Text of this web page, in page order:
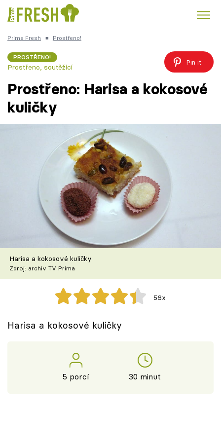
Česká kuchyně
TV Program
Škola vaření
Recepty z TV
Speciál: Cuketa
Těhotnej kuchař
Sledujte prima+
Prima Fresh ■ Prostřeno!
PROSTŘENO!
Prostřeno, soutěžící
Pin it
Prostřeno: Harisa a kokosové
kuličky
Harisa a kokosové kuličky
Zdroj: archiv TV Prima
56x
Harisa a kokosové kuličky
5 porcí 30 minut